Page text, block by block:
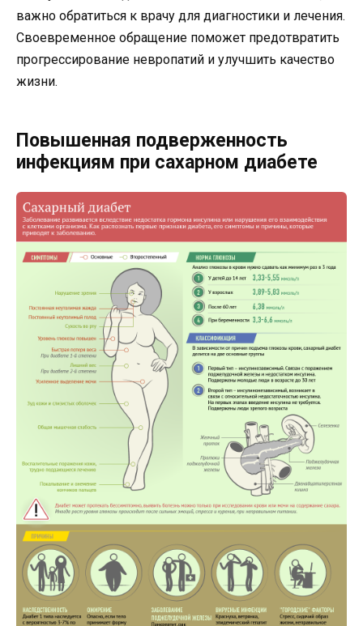
важно обратиться к врачу для диагностики и лечения.
Своевременное обращение поможет предотвратить
прогрессирование невропатий и улучшить качество
жизни.
Повышенная подверженность
инфекциям при сахарном диабете